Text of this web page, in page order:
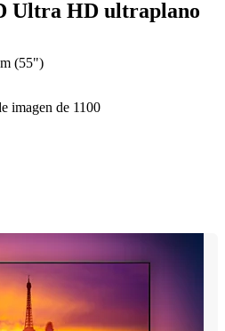
Ultra HD ultraplano
(55")
imagen de 1100